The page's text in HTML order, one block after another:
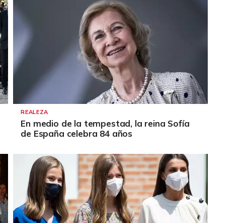
REALEZA
En medio de la tempestad, la reina Sofía
de España celebra 84 años